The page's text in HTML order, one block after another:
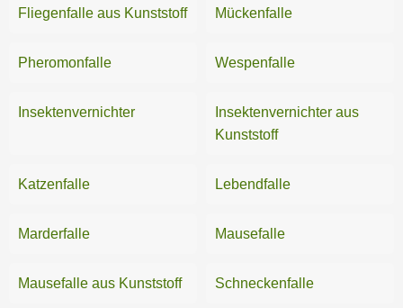
Fliegenfalle aus Kunststoff Mückenfalle
Pheromonfalle Wespenfalle
Insektenvernichter
Insektenvernichter aus
Kunststoff
Katzenfalle Lebendfalle
Marderfalle Mausefalle
Mausefalle aus Kunststoff Schneckenfalle